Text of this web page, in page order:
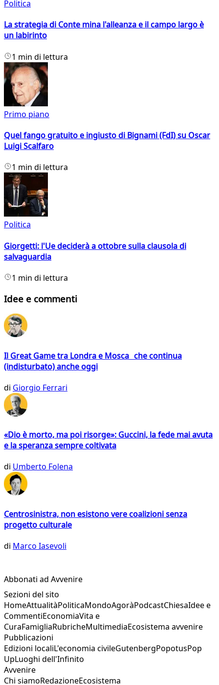
Politica
La strategia di Conte mina l'alleanza e il campo largo è
un labirinto
1 min di lettura
Primo piano
Quel fango gratuito e ingiusto di Bignami (FdI) su Oscar
Luigi Scalfaro
1 min di lettura
Politica
Giorgetti: l'Ue deciderà a ottobre sulla clausola di
salvaguardia
1 min di lettura
Idee e commenti
Il Great Game tra Londra e Mosca che continua
(indisturbato) anche oggi
di Giorgio Ferrari
«Dio è morto, ma poi risorge»: Guccini, la fede mai avuta
e la speranza sempre coltivata
di Umberto Folena
Centrosinistra, non esistono vere coalizioni senza
progetto culturale
di Marco Iasevoli
Abbonati ad Avvenire
Sezioni del sito
HomeAttualitàPoliticaMondoAgoràPodcastChiesaIdee e
CommentiEconomiaVita e
CuraFamigliaRubricheMultimediaEcosistema avvenire
Pubblicazioni
Edizioni localiL'economia civileGutenbergPopotusPop
UpLuoghi dell'Infinito
Avvenire
Chi siamoRedazioneEcosistema